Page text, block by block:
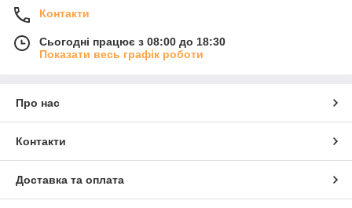
Контакти
Сьогодні працює з 08:00 до 18:30
Показати весь графік роботи
Про нас
Контакти
Доставка та оплата